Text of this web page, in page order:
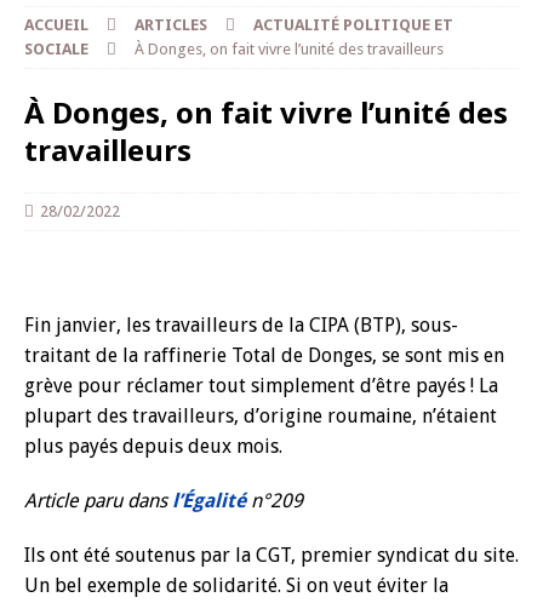
ACCUEIL ARTICLES
ACTUALITÉ POLITIQUE ET
SOCIALE
À Donges, on fait vivre l’unité des travailleurs
À Donges, on fait vivre l’unité des
travailleurs
28/02/2022
Fin janvier, les travailleurs de la CIPA (BTP), sous-
traitant de la raffinerie Total de Donges, se sont mis en
grève pour réclamer tout simplement d’être payés ! La
plupart des travailleurs, d’origine roumaine, n’étaient
plus payés depuis deux mois.
Article paru dans l’Égalitén°209
Ils ont été soutenus par la CGT, premier syndicat du site.
Un bel exemple de solidarité. Si on veut éviter la